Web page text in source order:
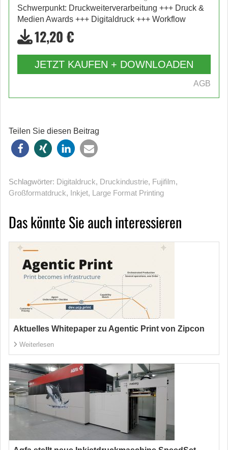
Schwerpunkt: Druckweiterverarbeitung +++ Druck &
Medien Awards +++ Digitaldruck +++ Workflow
12,20 €
JETZT KAUFEN + DOWNLOADEN
AGB
Teilen Sie diesen Beitrag
Schlagwörter: Digitaldruck, Druckindustrie, Fujifilm,
Großformatdruck, Inkjet, Large Format Printing
Das könnte Sie auch interessieren
Aktuelles Whitepaper zu Agentic Print von Zipcon
Weiterlesen